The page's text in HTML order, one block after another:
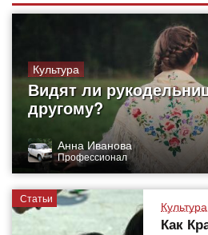
Культура
Видят ли
другому?
Анна Иванова
Профессионал
Статьи
Культура
Как